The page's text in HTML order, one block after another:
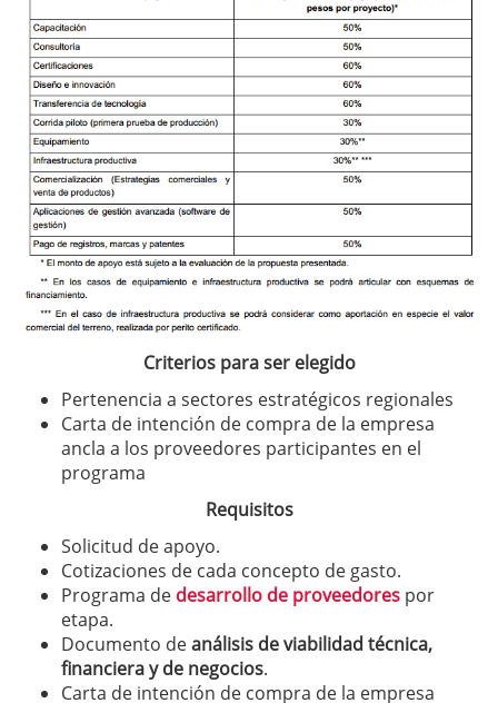
Criterios para ser elegido
Pertenencia a sectores estratégicos regionales
Carta de intención de compra de la empresa
ancla a los proveedores participantes en el
programa
Requisitos
Solicitud de apoyo.
Cotizaciones de cada concepto de gasto.
Programa de desarrollo de proveedores por
etapa.
Documento deanálisis de viabilidad técnica,
financiera y de negocios.
Carta de intención de compra de la empresa